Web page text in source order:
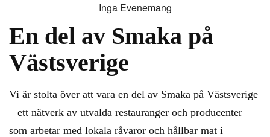
Inga Evenemang
En del av Smaka på
Västsverige
Vi är stolta över att vara en del av Smaka på Västsverige
– ett nätverk av utvalda restauranger och producenter
som arbetar med lokala råvaror och hållbar mat i